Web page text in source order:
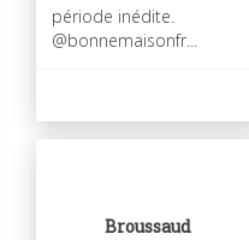
période inédite.
@bonnemaisonfr...
Broussaud